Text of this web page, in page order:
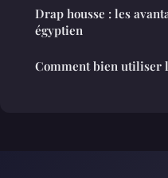
Drap housse : les
égyptien
Comment bien utiliser